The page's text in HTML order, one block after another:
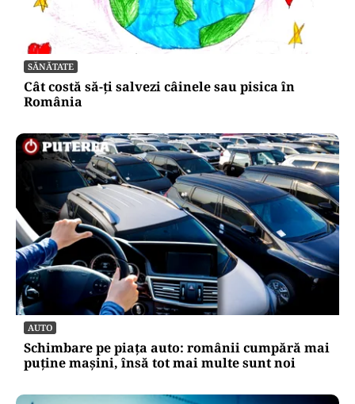
SĂNĂTATE
Cât costă să-ți salvezi câinele sau pisica în
România
AUTO
Schimbare pe piața auto: românii cumpără mai
puține mașini, însă tot mai multe sunt noi